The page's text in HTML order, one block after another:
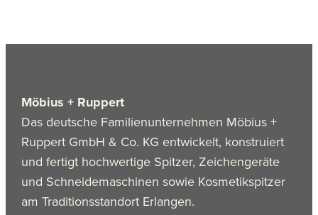
Möbius + Ruppert
Das deutsche Familienunternehmen Möbius +
Ruppert GmbH & Co. KG entwickelt, konstruiert
und fertigt hochwertige Spitzer, Zeichengeräte
und Schneidemaschinen sowie Kosmetikspitzer
am Traditionsstandort Erlangen.